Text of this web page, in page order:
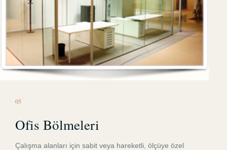
05
Ofis Bölmeleri
Çalışma alanları için sabit veya hareketli, ölçüye özel